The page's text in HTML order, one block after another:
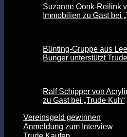
Suzanne Oonk-Reilink
Immobilien zu Gast bei
Bünting-Gruppe aus
Bunger unterstützt
Ralf Schipper von
zu Gast bei „Trude Kuh“
Vereinsgeld gewinnen
Anmeldung zum Interview